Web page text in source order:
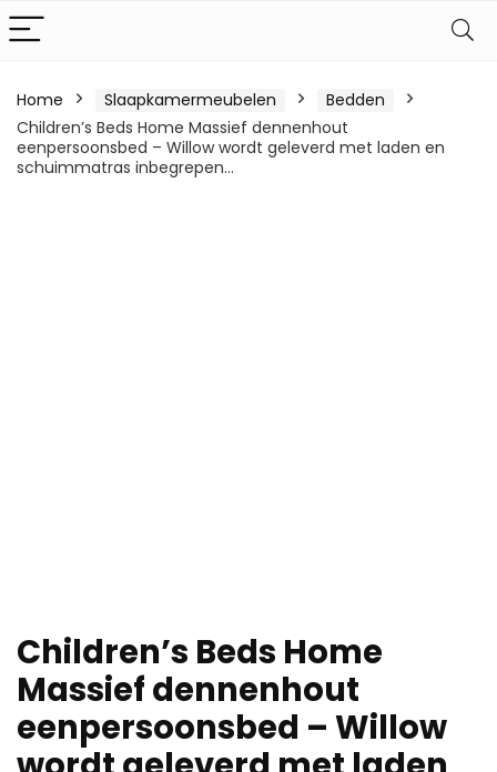
Home Slaapkamermeubelen
Bedden
Children’s Beds Home Massief dennenhout
eenpersoonsbed – Willow wordt geleverd met laden en
schuimmatras inbegrepen…
Children’s Beds Home
Massief dennenhout
eenpersoonsbed – Willow